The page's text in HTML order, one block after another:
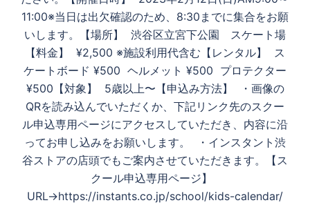
11:00※当日は出欠確認のため、8:30までに集合をお願
いします。【場所】 渋谷区立宮下公園 スケート場
【料金】 ¥2,500 ※施設利用代含む【レンタル】 ス
ケートボード ¥500 ヘルメット ¥500 プロテクター
¥500【対象】 5歳以上〜【申込み方法】 ・画像の
QRを読み込んでいただくか、下記リンク先のスクー
ル申込専用ページにアクセスしていただき、内容に沿
ってお申し込みをお願いします。 ・インスタント渋
谷ストアの店頭でもご案内させていただきます。【ス
クール申込専用ページ】
URL→https://instants.co.jp/school/kids-calendar/